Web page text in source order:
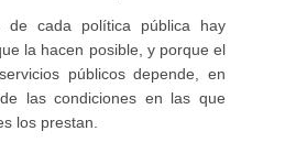
de cada política pública hay
la hacen posible, y porque el
públicos depende, en
las condiciones en las que
los prestan.